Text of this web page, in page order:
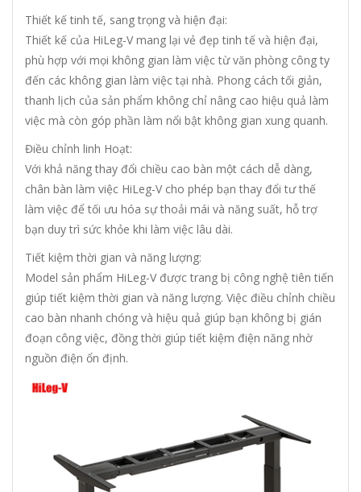
Thiết kế tinh tế, sang trọng và hiện đại:
Thiết kế của HiLeg-V mang lại vẻ đẹp tinh tế và hiện đại,
phù hợp với mọi không gian làm việc từ văn phòng công ty
đến các không gian làm việc tại nhà. Phong cách tối giản,
thanh lịch của sản phẩm không chỉ nâng cao hiệu quả làm
việc mà còn góp phần làm nổi bật không gian xung quanh.
Điều chỉnh linh Hoạt:
Với khả năng thay đổi chiều cao bàn một cách dễ dàng,
chân bàn làm việc HiLeg-V cho phép bạn thay đổi tư thế
làm việc để tối ưu hóa sự thoải mái và năng suất, hỗ trợ
bạn duy trì sức khỏe khi làm việc lâu dài.
Tiết kiệm thời gian và năng lượng:
Model sản phẩm HiLeg-V được trang bị công nghệ tiên tiến
giúp tiết kiệm thời gian và năng lượng. Việc điều chỉnh chiều
cao bàn nhanh chóng và hiệu quả giúp bạn không bị gián
đoạn công việc, đồng thời giúp tiết kiệm điện năng nhờ
nguồn điện ổn định.